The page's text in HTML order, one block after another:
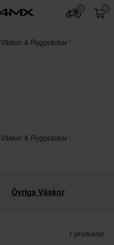
Väskor & Ryggsäckar
Väskor & Ryggsäckar
Övriga Väskor
1 produkter